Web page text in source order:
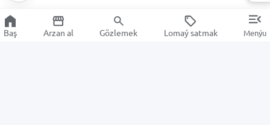
Baş Arzan al Gözlemek Lomaý satmak Menýu